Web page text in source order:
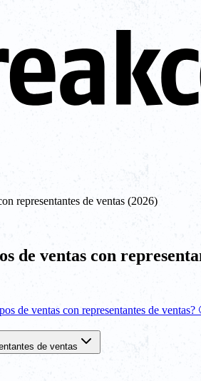
representantes de ventas (2026)
de ventas con
de ventas con representantes de ventas?
de ventas